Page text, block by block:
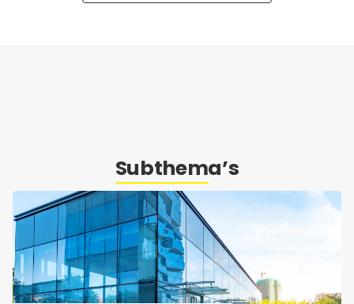
Subthema’s